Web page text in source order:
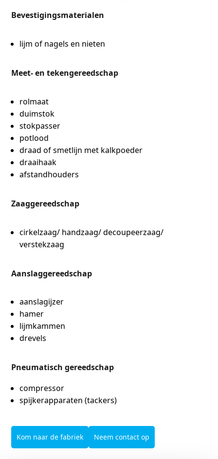
Bevestigingsmaterialen
lijm of nagels en nieten
Meet- en tekengereedschap
rolmaat
duimstok
stokpasser
potlood
draad of smetlijn met kalkpoeder
draaihaak
afstandhouders
Zaaggereedschap
cirkelzaag/ handzaag/ decoupeerzaag/
verstekzaag
Aanslaggereedschap
aanslagijzer
hamer
lijmkammen
drevels
Pneumatisch gereedschap
compressor
spijkerapparaten (tackers)
Kom naar de fabriek Neem contact op